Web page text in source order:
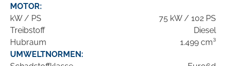
MOTOR:
kW / PS
75 kW / 102 PS
Treibstoff
Diesel
Hubraum
1.499 cm³
UMWELTNORMEN: